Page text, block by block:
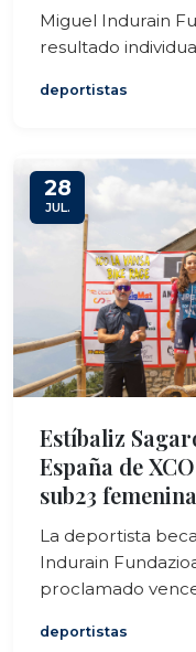
Miguel Indurain
resultado
deportistas
28
JUL.
Estíbaliz
España de
sub23 femenina
La deportista
Indurain
proclamado
deportistas